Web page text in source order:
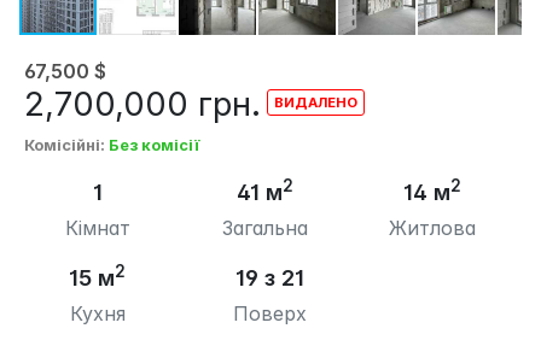
67,500 $
2,700,000 грн.
Комісійні: Без комісії
1
Кімнат
41 м2
Загальна
14 м2
Житлова
15 м2
Кухня
19 з 21
Поверх